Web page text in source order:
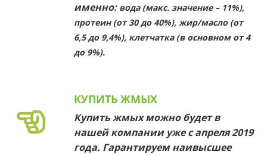
именно: вода (макс. значение – 11%),
протеин (от 30 до 40%), жир/масло (от
6,5 до 9,4%), клетчатка (в основном от 4
до 9%).
КУПИТЬ ЖМЫХ
Купить жмых можно будет в
нашей компании уже с апреля 2019
года. Гарантируем наивысшее